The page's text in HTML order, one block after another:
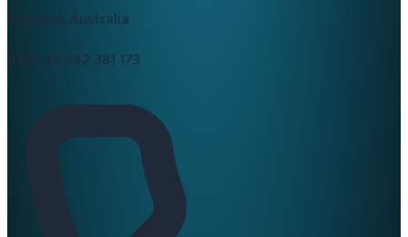
Brisbane, Australia
84 642 381 173